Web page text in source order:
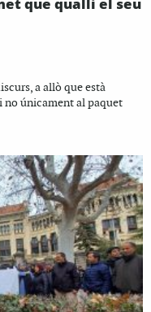
a allò que està
no únicament al paquet